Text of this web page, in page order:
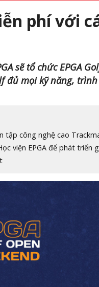
phí với
sẽ tổ chức EPGA
đủ mọi kỹ năng,
tập công nghệ cao
viện EPGA để phát triển